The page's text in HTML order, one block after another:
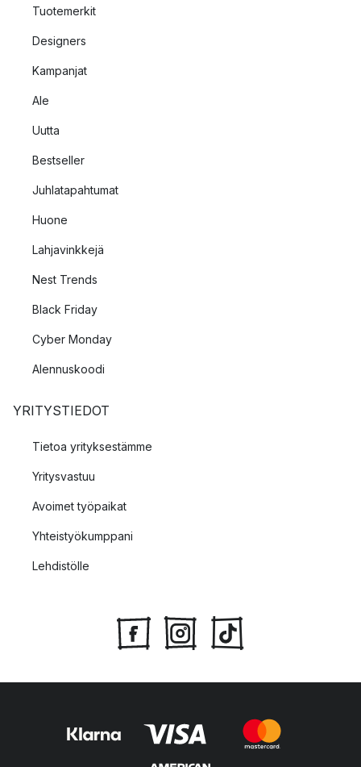
Tuotemerkit
Designers
Kampanjat
Ale
Uutta
Bestseller
Juhlatapahtumat
Huone
Lahjavinkkejä
Nest Trends
Black Friday
Cyber Monday
Alennuskoodi
YRITYSTIEDOT
Tietoa yrityksestämme
Yritysvastuu
Avoimet työpaikat
Yhteistyökumppani
Lehdistölle